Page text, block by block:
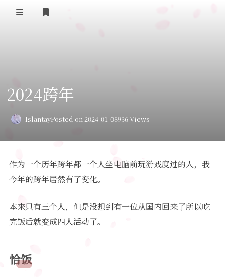
我的B站追番
Log in
2024跨年
IslantayPosted on 2024-01-08936 Views
作为一个历年跨年都一个人坐电脑前玩游戏度过的人，我
今年的跨年居然有了变化。
本来只有三个人，但是没想到有一位从国内回来了所以吃
完饭后就变成四人活动了。
恰饭